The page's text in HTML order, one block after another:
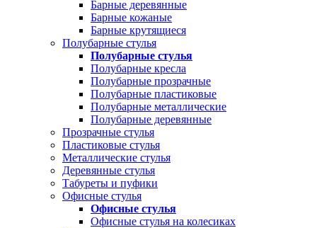
Барные деревянные
Барные кожаные
Барные крутящиеся
Полубарные стулья
Полубарные стулья
Полубарные кресла
Полубарные прозрачные
Полубарные пластиковые
Полубарные металлические
Полубарные деревянные
Прозрачные стулья
Пластиковые стулья
Металлические стулья
Деревянные стулья
Табуреты и пуфики
Офисные стулья
Офисные стулья
Офисные стулья на колесиках